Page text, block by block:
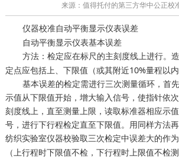
来源：值得托付的第三方华中公正校
仪器校准自动平衡显示仪表误差
自动平衡显示仪表基本误差
方法：检定应在标尺的主刻度线上进行。
定点应包括上、下限值（或其附近10%量程以
基本误差的检定需进行三次测量循环，首
示值从下限值开始，增大输入信号，使指针依
刻度线上，直至测量上限，读取标准器相应示
号，进行下行程检定直至下限值。用同样方法再
纺织实验室仪器校验取三次检定中误差大的作
（上行程时下限值不检，下行程时上限值不检测